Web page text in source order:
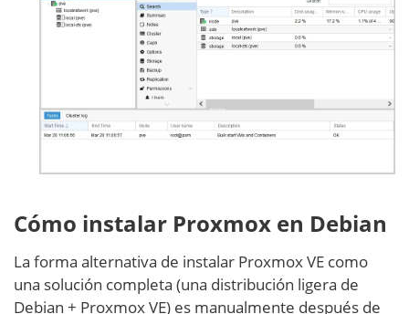
Cómo instalar Proxmox en Debian
La forma alternativa de instalar Proxmox VE como
una solución completa (una distribución ligera de
Debian + Proxmox VE) es manualmente después de